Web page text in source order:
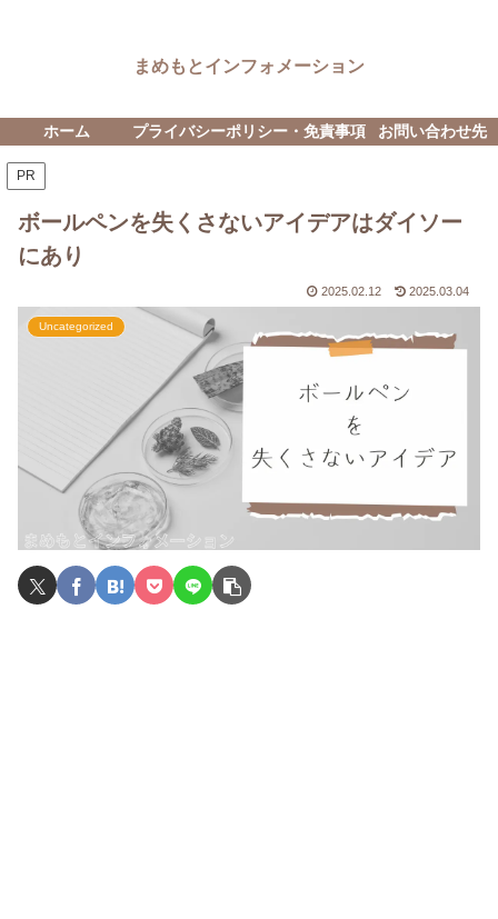
まめもとインフォメーション
ホーム プライバシーポリシー・免責事項 お問い合わせ先
PR
ボールペンを失くさないアイデアはダイソー
にあり
2025.02.12 2025.03.04
Uncategorized